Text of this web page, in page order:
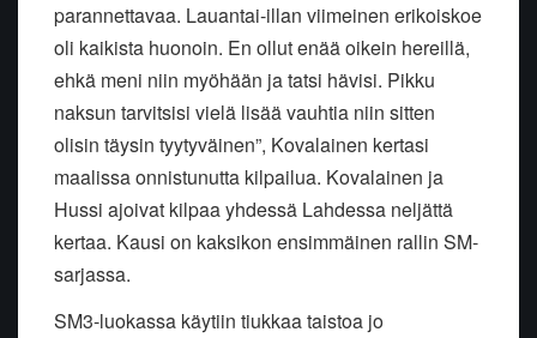
parannettavaa. Lauantai-illan viimeinen erikoiskoe
oli kaikista huonoin. En ollut enää oikein hereillä,
ehkä meni niin myöhään ja tatsi hävisi. Pikku
naksun tarvitsisi vielä lisää vauhtia niin sitten
olisin täysin tyytyväinen”, Kovalainen kertasi
maalissa onnistunutta kilpailua. Kovalainen ja
Hussi ajoivat kilpaa yhdessä Lahdessa neljättä
kertaa. Kausi on kaksikon ensimmäinen rallin SM-
sarjassa.
SM3-luokassa käytiin tiukkaa taistoa jo